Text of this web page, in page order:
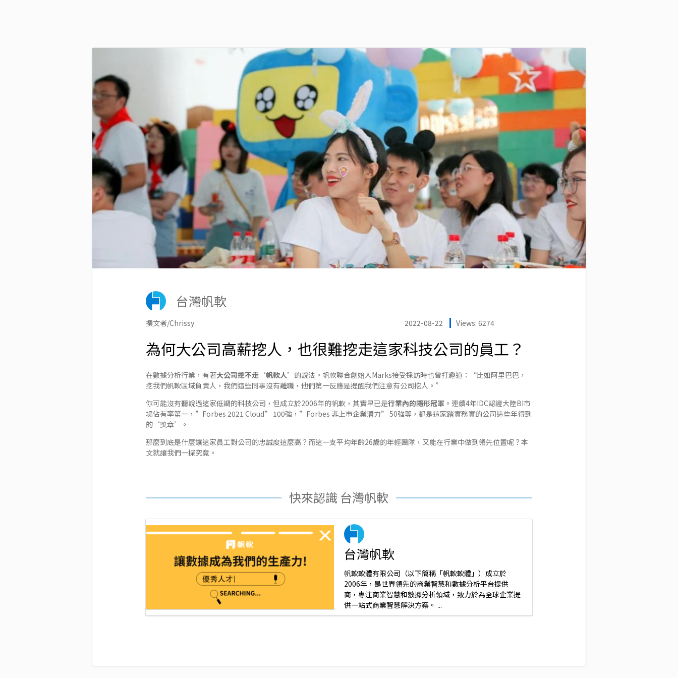
台灣帆軟
撰文者/Chrissy 2022-08-22 Views: 6274
為何大公司高薪挖人，也很難挖走這家科技公司的員工？
在數據分析行業，有著大公司挖不走‘帆軟人’ 的說法。帆軟聯合創始人Marks接受採訪時也曾打趣道：“比如阿里巴巴，
挖我們帆軟區域負責人，我們這些同事沒有離職，他們第一反應是提醒我們注意有公司挖人。”
你可能沒有聽說過這家低調的科技公司，但成立於2006年的帆軟，其實早已是行業內的隱形冠軍。連續4年IDC認證大陸BI市
場佔有率第一，”Forbes 2021 Cloud” 100強，”Forbes 非上市企業潛力” 50強等，都是這家踏實務實的公司這些年得到
的‘獎章’。
那麼到底是什麼讓這家員工對公司的忠誠度這麼高？而這一支平均年齡26歲的年輕團隊，又能在行業中做到領先位置呢？本
文就讓我們一探究竟。
快來認識 台灣帆軟
台灣帆軟
帆軟軟體有限公司（以下簡稱「帆軟軟體」）成立於
2006年，是世界領先的商業智慧和數據分析平台提供
商，專注商業智慧和數據分析領域，致力於為全球企業提
供一站式商業智慧解決方案。 ...